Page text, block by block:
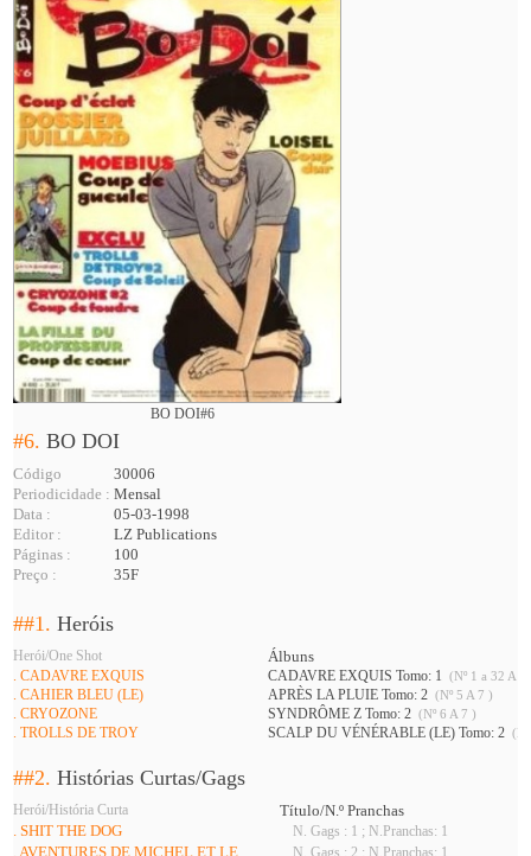
BO DOI#6
#6.BO DOI
Código
30006
Periodicidade : Mensal
Data :
05-03-1998
Editor :
LZ Publications
Páginas :
100
Preço :
35F
##1.Heróis
Herói/One Shot Álbuns
. CADAVRE EXQUIS CADAVRE EXQUIS Tomo: 1 (Nº 1 a 32 A
. CAHIER BLEU (LE) APRÈS LA PLUIE Tomo: 2 (Nº 5 A 7 )
. CRYOZONE SYNDRÔME Z Tomo: 2 (Nº 6 A 7 )
. TROLLS DE TROY SCALP DU VÉNÉRABLE (LE) Tomo: 2
##2.Histórias Curtas/Gags
Herói/História Curta
Título/N.º Pranchas
. SHIT THE DOG
N. Gags : 1 ; N.Pranchas: 1
. AVENTURES DE MICHEL ET LE